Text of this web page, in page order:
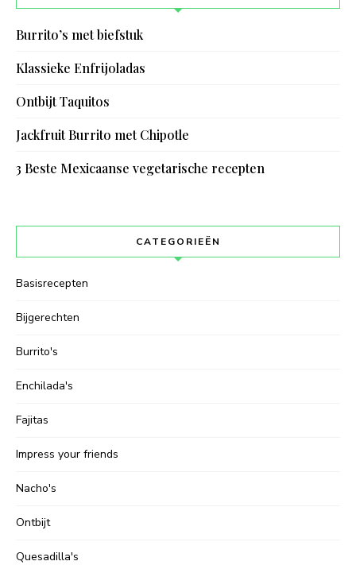
Burrito’s met biefstuk
Klassieke Enfrijoladas
Ontbijt Taquitos
Jackfruit Burrito met Chipotle
3 Beste Mexicaanse vegetarische recepten
CATEGORIEËN
Basisrecepten
Bijgerechten
Burrito's
Enchilada's
Fajitas
Impress your friends
Nacho's
Ontbijt
Quesadilla's